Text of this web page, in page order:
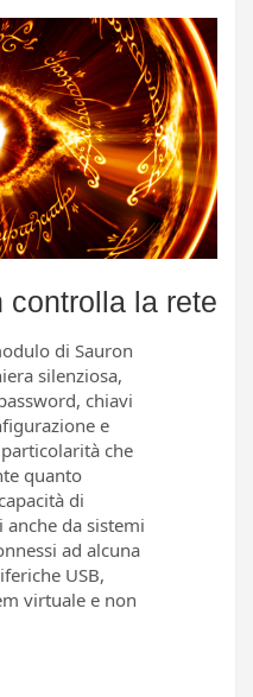
controlla la rete
di Sauron
silenziosa,
chiavi
e
che
quanto
di
da sistemi
ad alcuna
USB,
virtuale e non